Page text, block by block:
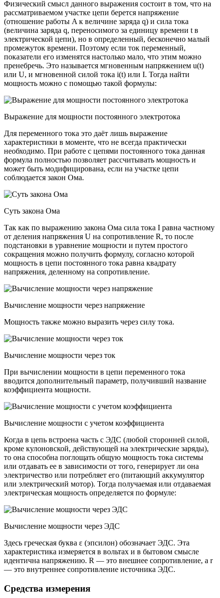
Физический смысл данного выражения состоит в том, что на
рассматриваемом участке цепи берется напряжение
(отношение работы A к величине заряда q) и сила тока
(величина заряда q, переносимого за единицу времени t в
электрической цепи), но в определенный, бесконечно малый
промежуток времени. Поэтому если ток переменный,
показатели его изменятся настолько мало, что этим можно
пренебречь. Это называется мгновенным напряжением u(t)
или U, и мгновенной силой тока i(t) или I. Тогда найти
мощность можно с помощью такой формулы:
Выражение для мощности постоянного электротока
Для переменного тока это даёт лишь выражение
характеристики в моменте, что не всегда практически
необходимо. При работе с цепями постоянного тока данная
формула полностью позволяет рассчитывать мощность и
может быть модифицирована, если на участке цепи
соблюдается закон Ома.
Суть закона Ома
Так как по выражению закона Ома сила тока I равна частному
от деления напряжения U на сопротивление R, то после
подстановки в уравнение мощности и путем простого
сокращения можно получить формулу, согласно которой
мощность в цепи постоянного тока равна квадрату
напряжения, деленному на сопротивление.
Вычисление мощности через напряжение
Мощность также можно выразить через силу тока.
Вычисление мощности через ток
При вычислении мощности в цепи переменного тока
вводится дополнительный параметр, получивший название
коэффициента мощности.
Вычисление мощности с учетом коэффициента
Когда в цепь встроена часть с ЭДС (любой сторонней силой,
кроме кулоновской, действующей на электрические заряды),
то она способна поглощать общую мощность тока системы
или отдавать ее в зависимости от того, генерирует ли она
электричество или потребляет его (питающий аккумулятор
или электрический мотор). Тогда получаемая или отдаваемая
электрическая мощность определяется по формуле:
Вычисление мощности через ЭДС
Здесь греческая буква ε (эпсилон) обозначает ЭДС. Эта
характеристика измеряется в вольтах и в бытовом смысле
идентична напряжению. R — это внешнее сопротивление, а r
— это внутреннее сопротивление источника ЭДС.
Средства измерения